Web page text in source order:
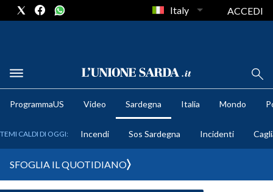
METEO
Italy ACCEDI
ProgrammaUS Video Sardegna Italia Mondo
TEMI CALDI DI OGGI: Incendi Sos Sardegna Incidenti
SFOGLIA IL QUOTIDIANO